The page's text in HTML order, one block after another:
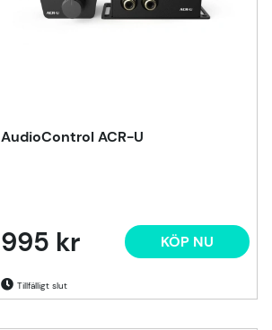
AudioControl ACR-U
995 kr
Tillfälligt slut
KÖP NU